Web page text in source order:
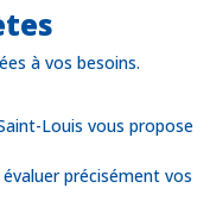
à vos besoins.
Louis vous propose
précisément vos